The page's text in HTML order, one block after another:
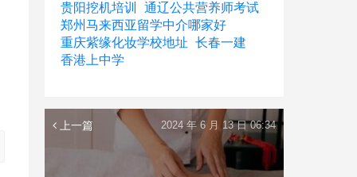
贵阳挖机培训
通辽公共营养师考试
郑州马来西亚留学中介哪家好
重庆紫缘化妆学校地址 长春一建
香港上中学
上一篇 2024 年 6 月 13 日 06:34